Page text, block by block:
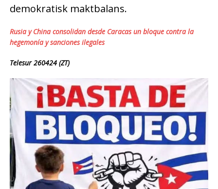
demokratisk maktbalans.
Rusia y China consolidan desde Caracas un bloque contra la
hegemonía y sanciones ilegales
Telesur 260424 (ZT)